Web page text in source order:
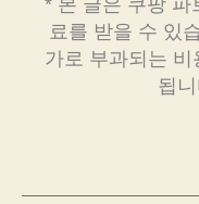
* 본 글은 쿠팡 파
료를 받을 수 있
가로 부과되는
됩